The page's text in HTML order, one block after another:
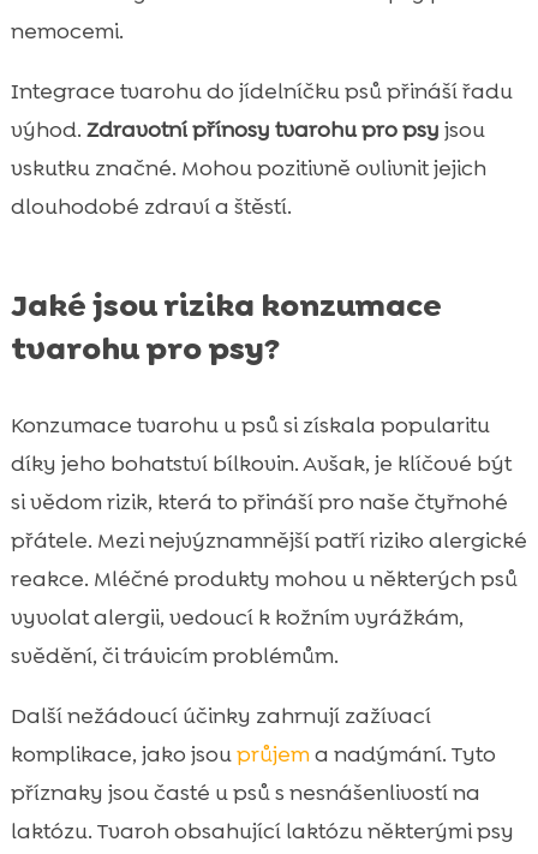
nemocemi.
Integrace tvarohu do jídelníčku psů přináší řadu
výhod. Zdravotní přínosy tvarohu pro psy jsou
vskutku značné. Mohou pozitivně ovlivnit jejich
dlouhodobé zdraví a štěstí.
Jaké jsou rizika konzumace
tvarohu pro psy?
Konzumace tvarohu u psů si získala popularitu
díky jeho bohatství bílkovin. Avšak, je klíčové být
si vědom rizik, která to přináší pro naše čtyřnohé
přátele. Mezi nejvýznamnější patří riziko alergické
reakce. Mléčné produkty mohou u některých psů
vyvolat alergii, vedoucí k kožním vyrážkám,
svědění, či trávicím problémům.
Další nežádoucí účinky zahrnují zažívací
komplikace, jako jsouprůjema nadýmání. Tyto
příznaky jsou časté u psů s nesnášenlivostí na
laktózu. Tvaroh obsahující laktózu některými psy